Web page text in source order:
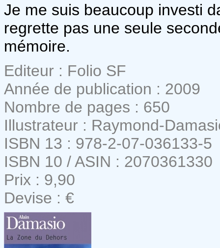
Je me suis beaucoup investi
regrette pas une seule
mémoire.
Editeur : Folio SF
Année de publication : 2009
Nombre de pages : 650
Illustrateur : Raymond-
ISBN 13 : 978-2-07-036133-5
ISBN 10 / ASIN : 2070361330
Prix : 9,90
Devise : €